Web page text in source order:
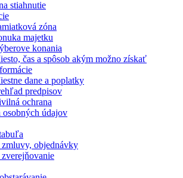
stiahnutie
zóna
majetku
konania
čas a spôsob akým možno získať
dane a poplatky
predpisov
ochrana
osobných údajov
objednávky